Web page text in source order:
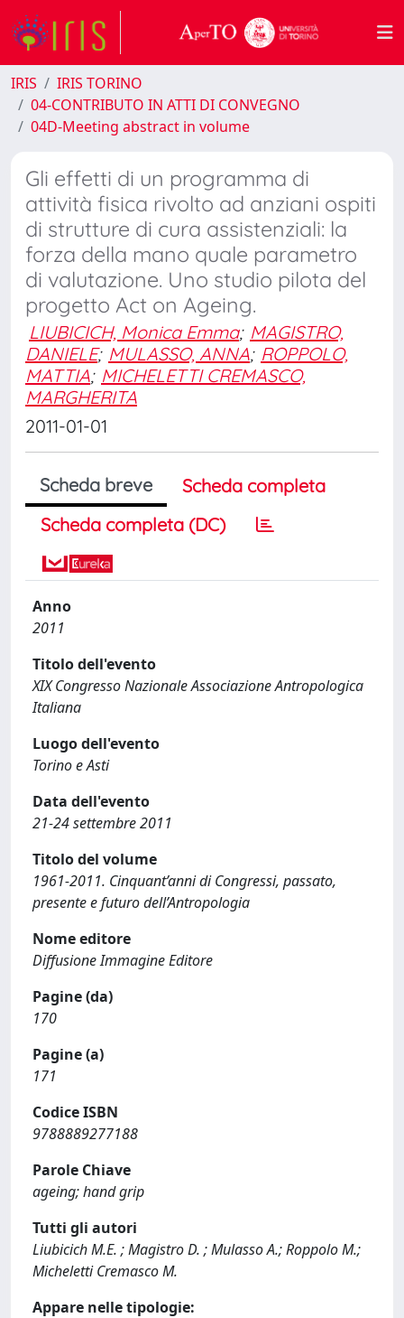
IRIS
IRIS TORINO
04-CONTRIBUTO IN ATTI DI CONVEGNO
04D-Meeting abstract in volume
Gli effetti di un programma di
attività fisica rivolto ad anziani ospiti
di strutture di cura assistenziali: la
forza della mano quale parametro
di valutazione. Uno studio pilota del
progetto Act on Ageing.
LIUBICICH, Monica Emma; MAGISTRO,
DANIELE; MULASSO, ANNA; ROPPOLO,
MATTIA; MICHELETTI CREMASCO,
MARGHERITA
2011-01-01
Scheda breve
Scheda completa
Scheda completa (DC)
Anno
2011
Titolo dell'evento
XIX Congresso Nazionale Associazione Antropologica
Italiana
Luogo dell'evento
Torino e Asti
Data dell'evento
21-24 settembre 2011
Titolo del volume
1961-2011. Cinquant’anni di Congressi, passato,
presente e futuro dell’Antropologia
Nome editore
Diffusione Immagine Editore
Pagine (da)
170
Pagine (a)
171
Codice ISBN
9788889277188
Parole Chiave
ageing; hand grip
Tutti gli autori
Liubicich M.E. ; Magistro D. ; Mulasso A.; Roppolo M.;
Micheletti Cremasco M.
Appare nelle tipologie: